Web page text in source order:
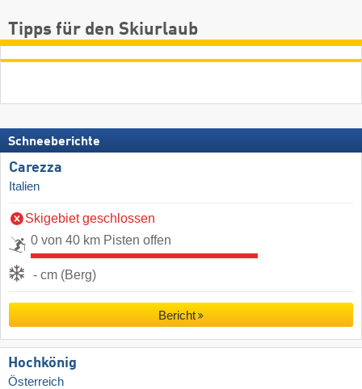
Tipps für den Skiurlaub
Schneeberichte
Carezza
Italien
Skigebiet geschlossen
0 von 40 km Pisten offen
- cm (Berg)
Bericht
Hochkönig
Österreich